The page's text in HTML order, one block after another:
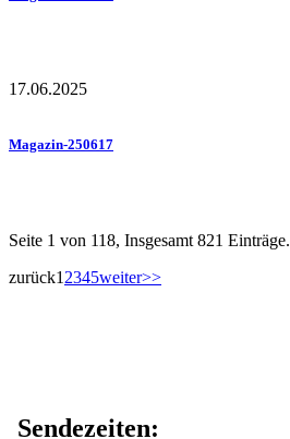
17.06.2025
Magazin-250617
Seite 1 von 118, Insgesamt 821 Einträge.
zurück1 2345weiter>>
Sendezeiten: